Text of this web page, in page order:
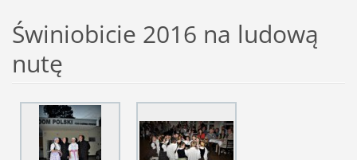
Świniobicie 2016 na ludową
nutę